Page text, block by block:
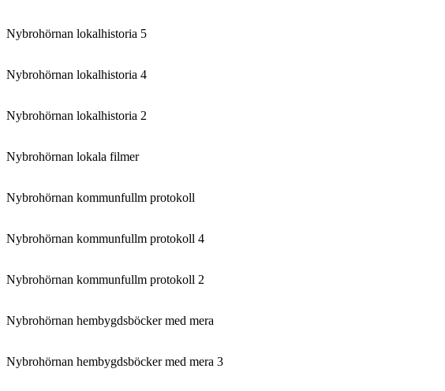
Nybrohörnan lokalhistoria 5
Nybrohörnan lokalhistoria 4
Nybrohörnan lokalhistoria 2
Nybrohörnan lokala filmer
Nybrohörnan kommunfullm protokoll
Nybrohörnan kommunfullm protokoll 4
Nybrohörnan kommunfullm protokoll 2
Nybrohörnan hembygdsböcker med mera
Nybrohörnan hembygdsböcker med mera 3